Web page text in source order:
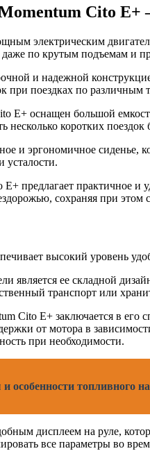
Cito
электрическим
по крутым подъемам и
и надежной
при поездках по различным
E+ оснащен большой
коротких поездок
и эргономичное сиденье,
усталости.
предлагает практичное
сохраняя при
высокий уровень
является ее складной
транспорт или
Cito E+ заключается в
от мотора в
при необходимости.
особенности топливного
дисплеем на руле,
все параметры во